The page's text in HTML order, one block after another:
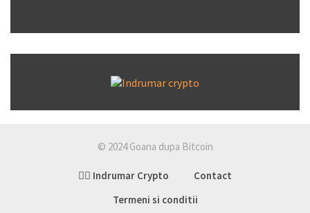
© 2024 Goana dupa Bitcoin
👉🏽 Indrumar Crypto
Contact
Termeni si conditii